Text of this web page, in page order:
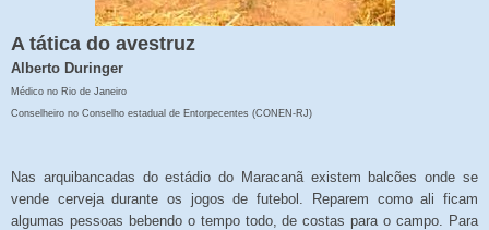
A tática do avestruz
Alberto Duringer
Médico no Rio de Janeiro
Conselheiro no Conselho estadual de Entorpecentes (CONEN-RJ)
Nas arquibancadas do estádio do Maracanã existem balcões onde se
vende cerveja durante os jogos de futebol. Reparem como ali ficam
algumas pessoas bebendo o tempo todo, de costas para o campo. Para